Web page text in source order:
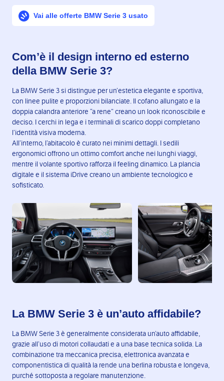
Vai alle offerte BMW Serie 3 usato
Com’è il design interno ed esterno
della BMW Serie 3?
La BMW Serie 3 si distingue per un’estetica elegante e sportiva,
con linee pulite e proporzioni bilanciate. Il cofano allungato e la
doppia calandra anteriore “a rene” creano un look riconoscibile e
deciso. I cerchi in lega e i terminali di scarico doppi completano
l’identità visiva moderna.
All’interno, l’abitacolo è curato nei minimi dettagli. I sedili
ergonomici offrono un ottimo comfort anche nei lunghi viaggi,
mentre il volante sportivo rafforza il feeling dinamico. La plancia
digitale e il sistema iDrive creano un ambiente tecnologico e
sofisticato.
La BMW Serie 3 è un’auto affidabile?
La BMW Serie 3 è generalmente considerata un’auto affidabile,
grazie all’uso di motori collaudati e a una base tecnica solida. La
combinazione tra meccanica precisa, elettronica avanzata e
componentistica di qualità la rende una berlina robusta e longeva,
purché sottoposta a regolare manutenzione.